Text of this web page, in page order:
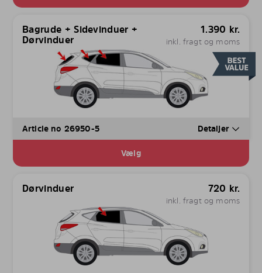
Bagrude + Sidevinduer +
Dørvinduer
1.390 kr.
inkl. fragt og moms
Article no 26950-5 Detaljer
Vælg
Dørvinduer 720 kr.
inkl. fragt og moms